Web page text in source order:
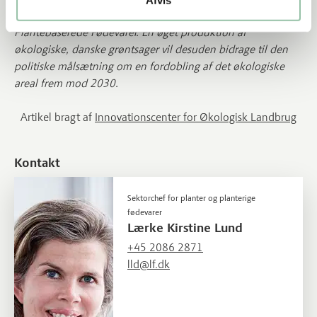
Plantebaserede Fødevarer.En øget produktion af
økologiske, danske grøntsager vil desuden bidrage til den
politiske målsætning om en fordobling af det økologiske
areal frem mod 2030.
Artikel bragt af Innovationscenter for Økologisk Landbrug
Kontakt
Sektorchef for planter og planterige
fødevarer
Lærke Kirstine Lund
+45 2086 2871
lld@lf.dk